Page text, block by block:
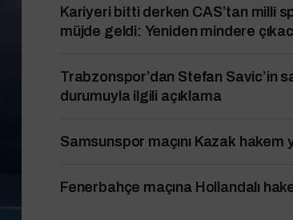
Kariyeri bitti derken CAS’tan milli
müjde geldi: Yeniden mindere
Trabzonspor’dan Stefan Savic’in
durumuyla ilgili açıklama
Samsunspor maçını Kazak hakem
Fenerbahçe maçına Hollandalı